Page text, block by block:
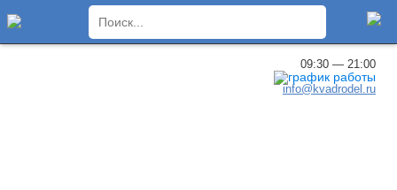
09:30 — 21:00
info@kvadrodel.ru
×